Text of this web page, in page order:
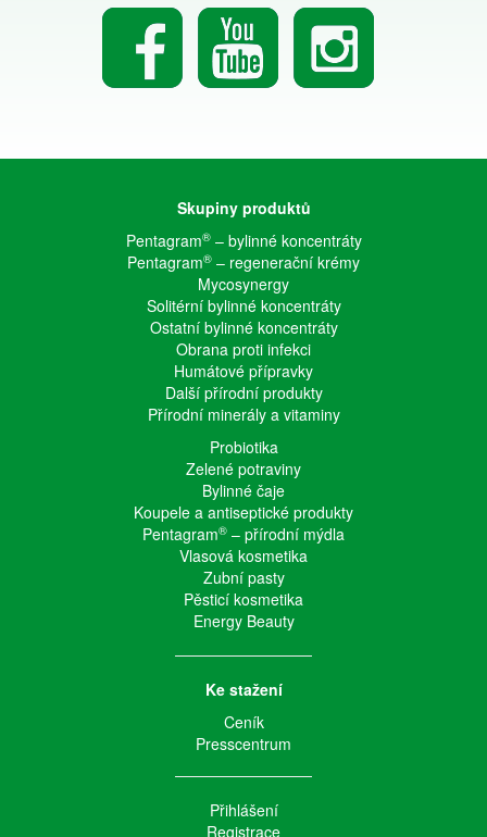
Skupiny produktů
Pentagram®– bylinné koncentráty
Pentagram® – regenerační krémy
Mycosynergy
Solitérní bylinné koncentráty
Ostatní bylinné koncentráty
Obrana proti infekci
Humátové přípravky
Další přírodní produkty
Přírodní minerály a vitaminy
Probiotika
Zelené potraviny
Bylinné čaje
Koupele a antiseptické produkty
Pentagram® – přírodní mýdla
Vlasová kosmetika
Zubní pasty
Pěsticí kosmetika
Energy Beauty
Ke stažení
Ceník
Presscentrum
Přihlášení
Registrace